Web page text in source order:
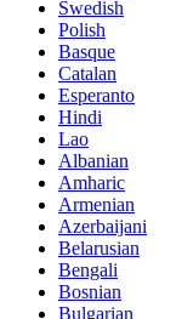
Swedish
Polish
Basque
Catalan
Esperanto
Hindi
Lao
Albanian
Amharic
Armenian
Azerbaijani
Belarusian
Bengali
Bosnian
Bulgarian